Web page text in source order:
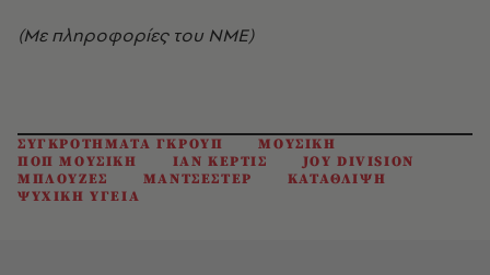
(Με πληροφορίες του ΝΜΕ)
ΣΥΓΚΡΟΤΗΜΑΤΑ ΓΚΡΟΥΠ
ΜΟΥΣΙΚΗ
ΠΟΠ ΜΟΥΣΙΚΗ
ΙΑΝ ΚΕΡΤΙΣ
JOY DIVISION
ΜΠΛΟΥΖΕΣ
ΜΑΝΤΣΕΣΤΕΡ
ΚΑΤΑΘΛΙΨΗ
ΨΥΧΙΚΗ ΥΓΕΙΑ